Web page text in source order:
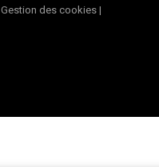
Gestion des cookies|